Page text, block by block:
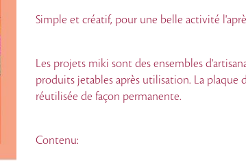
Simple et créatif, pour une belle activité
Les projets miki sont des ensembles
produits jetables après utilisation. La plaque
réutilisée de façon permanente.
Contenu: